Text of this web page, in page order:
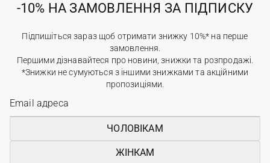
-10% НА ЗАМОВЛЕННЯ ЗА ПІДПИСКУ
Підпишіться зараз щоб отримати знижку 10%* на перше
замовлення.
Першими дізнавайтеся про новини, знижки та розпродажі.
*Знижки не сумуються з іншими знижками та акційними
пропозиціями.
ЧОЛОВІКАМ
ЖІНКАМ